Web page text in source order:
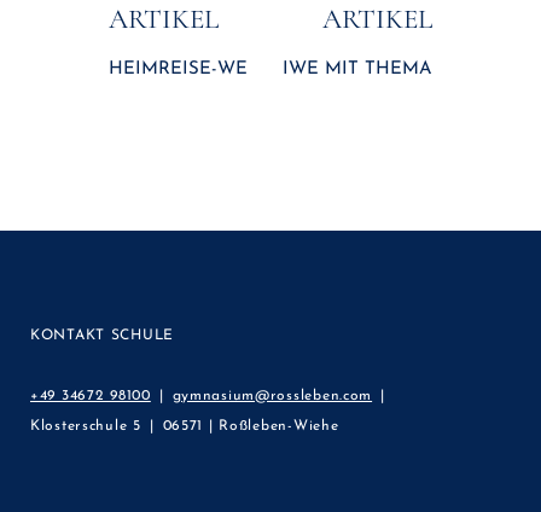
ARTIKEL
HEIMREISE-WE
ARTIKEL
IWE MIT THEMA
KONTAKT SCHULE
+49 34672 98100 gymnasium@rossleben.com
Klosterschule 5 06571 | Roßleben-Wiehe